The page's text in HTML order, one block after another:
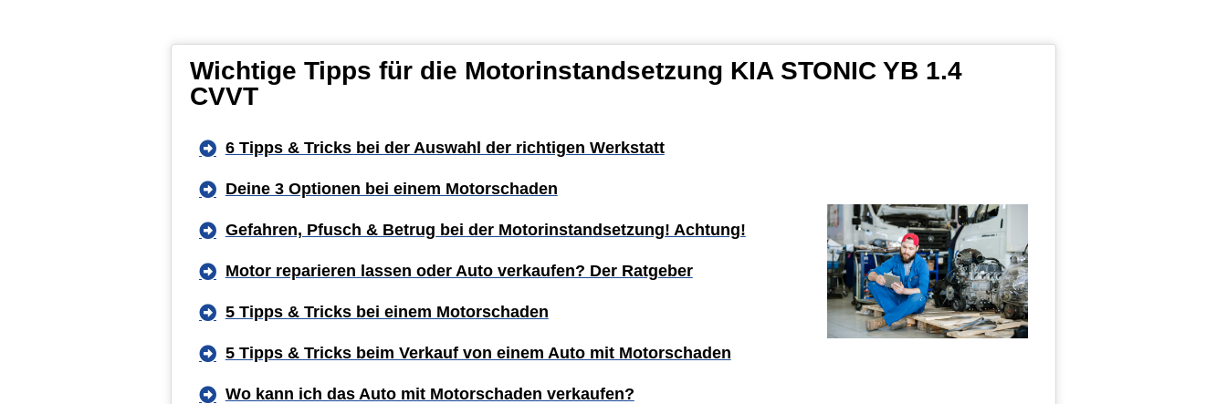
Wichtige Tipps für die Motorinstandsetzung KIA STONIC YB 1.4
CVVT
6 Tipps & Tricks bei der Auswahl der richtigen Werkstatt
Deine 3 Optionen bei einem Motorschaden
Gefahren, Pfusch & Betrug bei der Motorinstandsetzung! Achtung!
Motor reparieren lassen oder Auto verkaufen? Der Ratgeber
5 Tipps & Tricks bei einem Motorschaden
5 Tipps & Tricks beim Verkauf von einem Auto mit Motorschaden
Wo kann ich das Auto mit Motorschaden verkaufen?